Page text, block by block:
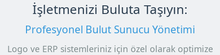
İşletmenizi Buluta Taşıyın:
Profesyonel Bulut Sunucu Yönetimi
Logo ve ERP sistemleriniz için özel olarak optimize